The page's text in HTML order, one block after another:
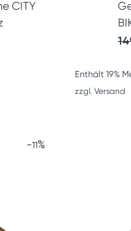
CITY
Enthält 19%
zzgl. Versand
-11%